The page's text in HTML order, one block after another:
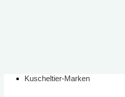
Kuscheltier-Marken